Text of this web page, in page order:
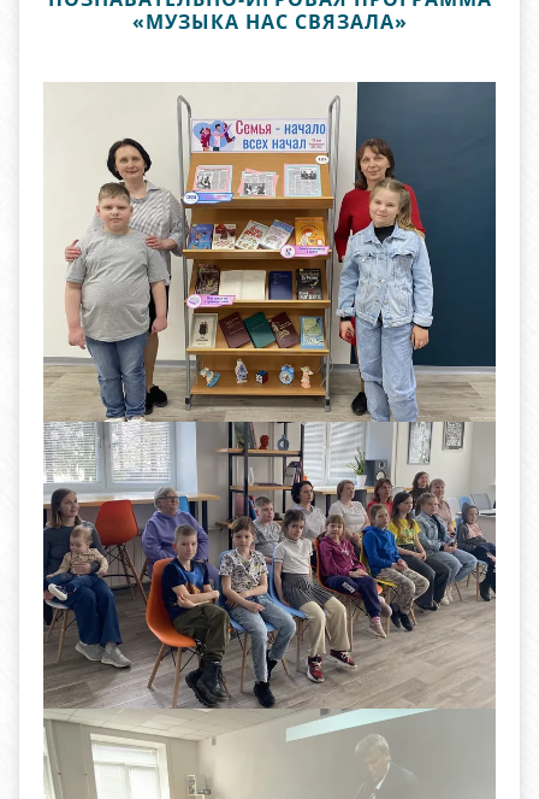
«МУЗЫКА НАС СВЯЗАЛА»